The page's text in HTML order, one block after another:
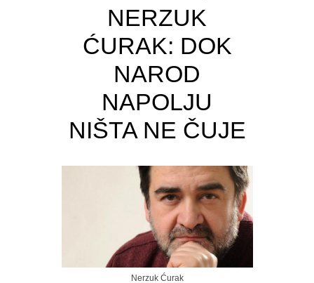
NERZUK
ĆURAK: DOK
NAROD
NAPOLJU
NIŠTA NE ČUJE
Nerzuk Ćurak